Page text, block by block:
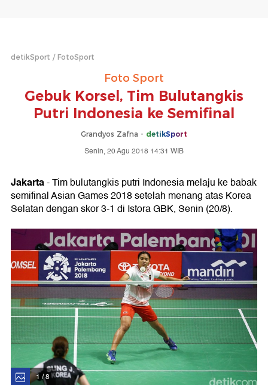
detikSport FotoSport
Foto Sport
Gebuk Korsel, Tim Bulutangkis
Putri Indonesia ke Semifinal
Grandyos Zafna - detikSport
Senin, 20 Agu 2018 14:31 WIB
Jakarta- Tim bulutangkis putri Indonesia melaju ke babak
semifinal Asian Games 2018 setelah menang atas Korea
Selatan dengan skor 3-1 di Istora GBK, Senin (20/8).
1 / 8